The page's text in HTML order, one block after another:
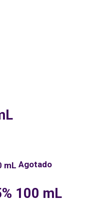
Agotado
100 mL